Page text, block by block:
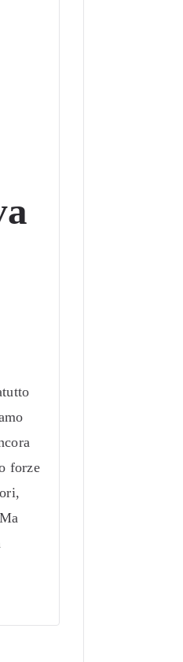
forze